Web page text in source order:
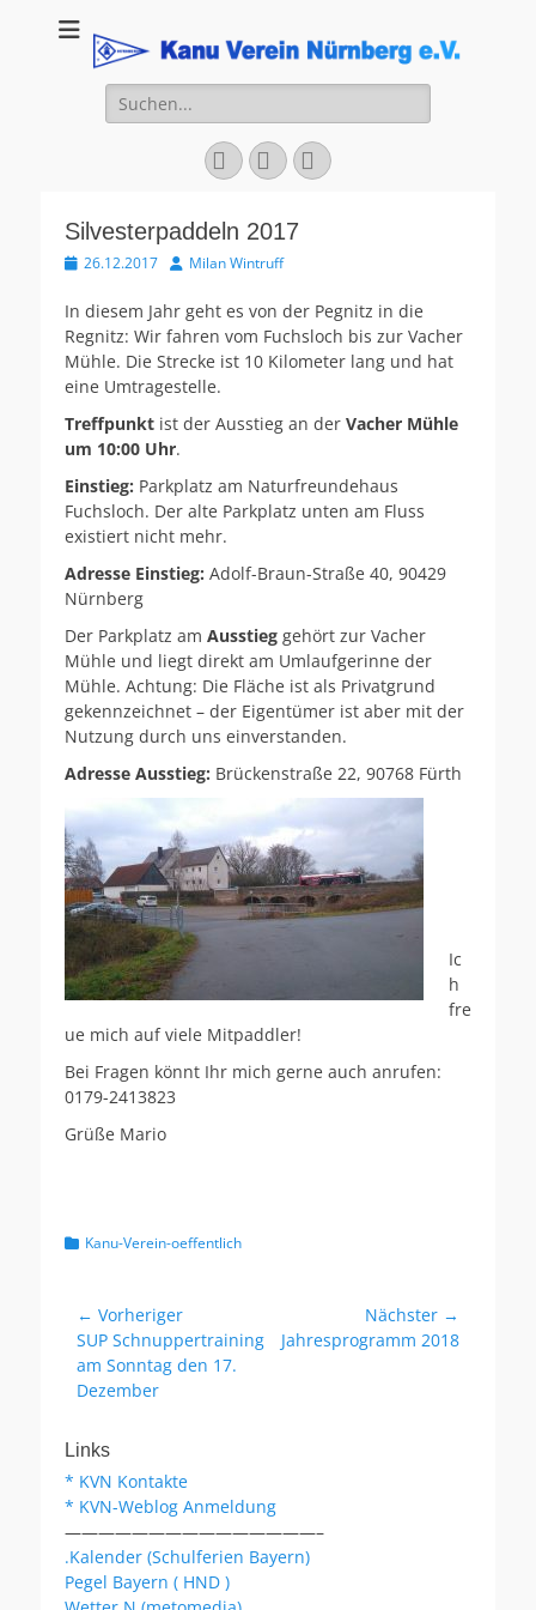
Kanu Verein
Nuernberg
Suchen
nach:
Facebook
YouTubeInstagram
Silvesterpaddeln 2017
Veröffentlicht
26.12.2017 AutorMilan Wintruff
In diesem Jahr geht es von der Pegnitz in die
Regnitz: Wir fahren vom Fuchsloch bis zur Vacher
Mühle. Die Strecke ist 10 Kilometer lang und hat
eine Umtragestelle.
Treffpunkt ist der Ausstieg an der Vacher Mühle
um 10:00 Uhr.
Einstieg: Parkplatz am Naturfreundehaus
Fuchsloch. Der alte Parkplatz unten am Fluss
existiert nicht mehr.
Adresse Einstieg: Adolf-Braun-Straße 40, 90429
Nürnberg
Der Parkplatz am Ausstieg gehört zur Vacher
Mühle und liegt direkt am Umlaufgerinne der
Mühle. Achtung: Die Fläche ist als Privatgrund
gekennzeichnet – der Eigentümer ist aber mit der
Nutzung durch uns einverstanden.
Adresse Ausstieg: Brückenstraße 22, 90768 Fürth
Ic
h
fre
ue mich auf viele Mitpaddler!
Bei Fragen könnt Ihr mich gerne auch anrufen:
0179-2413823
Grüße Mario
Kategorien
Kanu-Verein-oeffentlich
Beitragsnavigation
← Vorheriger
Vorheriger
Beitrag:
SUP Schnuppertraining
am Sonntag den 17.
Dezember
Nächster →
Nächster
Jahresprogramm 2018
Links
* KVN Kontakte
* KVN-Weblog Anmeldung
———————————————–
.Kalender (Schulferien Bayern)
Pegel Bayern ( HND )